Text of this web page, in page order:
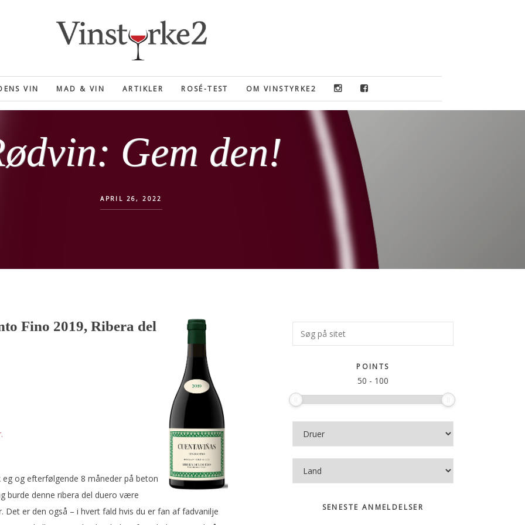
VIN MAD & VIN ARTIKLER ROSÉ-TEST OM VINSTYRKE2
Gem den!
APRIL 26, 2022
Fino 2019, Ribera del
og efterfølgende 8 måneder på beton
burde denne ribera del duero være
Det er den også – i hvert fald hvis du er fan af fadvanilje
Primær
Sidebar
Søg
på
POINTS
50 - 100
SENESTE ANMELDELSER